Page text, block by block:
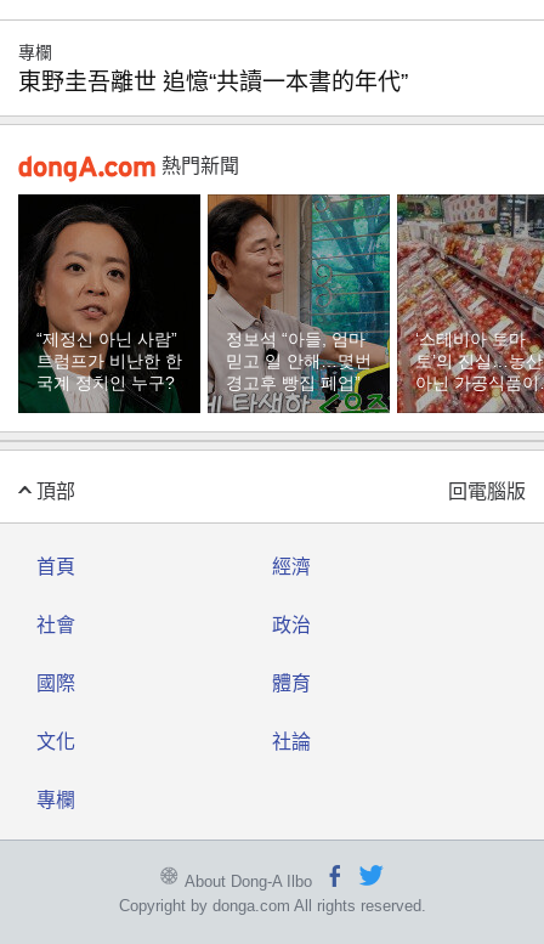
專欄
東野圭吾離世 追憶“共讀一本書的年代”
熱門新聞
“제정신 아닌 사람”
트럼프가 비난한 한
국계 정치인 누구?
정보석 “아들, 엄마
믿고 일 안해…몇번
경고후 빵집 폐업”
‘스테비아 토마
토’의 진실…농
아닌 가공식품이
다
頂部 回電腦版
首頁 經濟
社會 政治
國際 體育
文化 社論
專欄
About Dong-A Ilbo
Copyright by donga.com All rights reserved.